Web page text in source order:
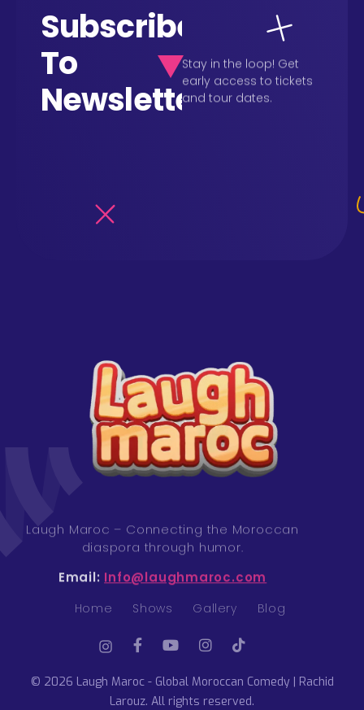
Subscribe
To
Newsletter
Stay in the loop! Get
early access to tickets
and tour dates.
Laugh Maroc – Connecting the Moroccan
diaspora through humor.
Email: Info@laughmaroc.com
Home Shows Gallery Blog
© 2026 Laugh Maroc - Global Moroccan Comedy | Rachid
Larouz. All rights reserved.